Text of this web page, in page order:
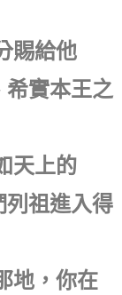
賜給他
希實本王之
天上的
列祖進入得
地，你在